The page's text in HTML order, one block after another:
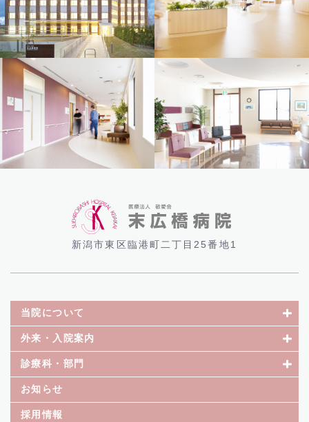
新潟市東区臨港町二丁目25番地1
当院について
外来・入院案内
診療科・部門
お知らせ
採用情報